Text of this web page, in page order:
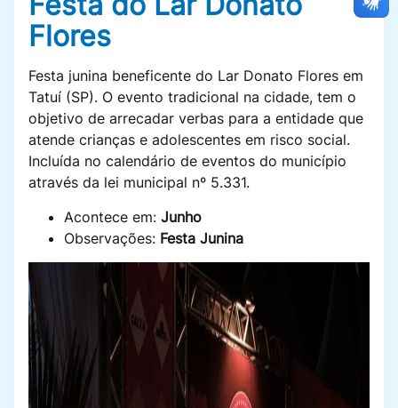
Flores
Festa junina beneficente do Lar Donato Flores em
Tatuí (SP). O evento tradicional na cidade, tem o
objetivo de arrecadar verbas para a entidade que
atende crianças e adolescentes em risco social.
Incluída no calendário de eventos do município
através da lei municipal nº 5.331.
Acontece em: Junho
Observações: Festa Junina